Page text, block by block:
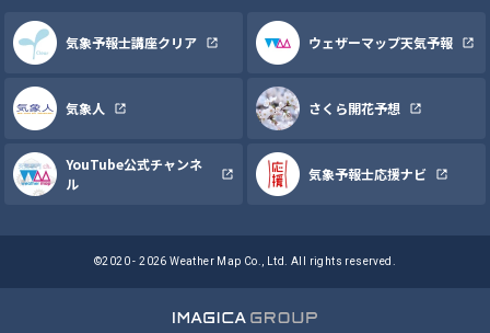
気象予報士講座クリア ウェザーマップ天気予報
気象人 さくら開花予想
YouTube公式チャンネ
ル
気象予報士応援ナビ
©2020 - 2026 Weather Map Co., Ltd. All rights reserved.